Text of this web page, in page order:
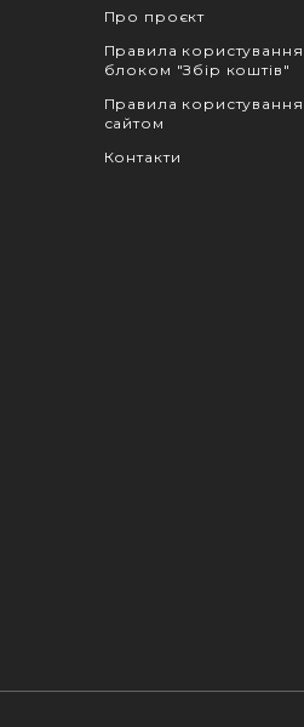
Про проєкт
Правила користування
блоком "Збір коштів"
Правила користування
сайтом
Контакти